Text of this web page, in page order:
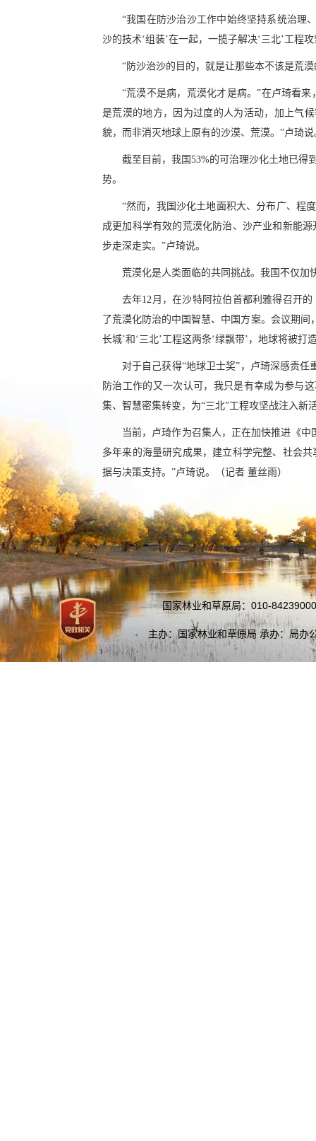
“我国在防沙治沙工作中始终坚持系统治理
沙的技术‘组装’在一起，一揽子解决‘三北’工程
“防沙治沙的目的，就是让那些本不该是荒
“荒漠不是病，荒漠化才是病。”在卢琦看
是荒漠的地方，因为过度的人为活动，加上气
貌，而非消灭地球上原有的沙漠、荒漠。”卢琦说
截至目前，我国53%的可治理沙化土地已得
势。
“然而，我国沙化土地面积大、分布广、程
成更加科学有效的荒漠化防治、沙产业和新能
步走深走实。”卢琦说。
荒漠化是人类面临的共同挑战。我国不仅
去年12月，在沙特阿拉伯首都利雅得召开
了荒漠化防治的中国智慧、中国方案。会议期
长城’和‘三北’工程这两条‘绿飘带’，地球将被打
对于自己获得“地球卫士奖”，卢琦深感责
防治工作的又一次认可，我只是有幸成为参与
集、智慧密集转变，为“三北”工程攻坚战注入新
当前，卢琦作为召集人，正在加快推进《
多年来的海量研究成果，建立科学完整、社会
据与决策支持。”卢琦说。（记者 董丝雨）
国家林业和草原局：010-
主办：国家林业和草原局 承办：局办